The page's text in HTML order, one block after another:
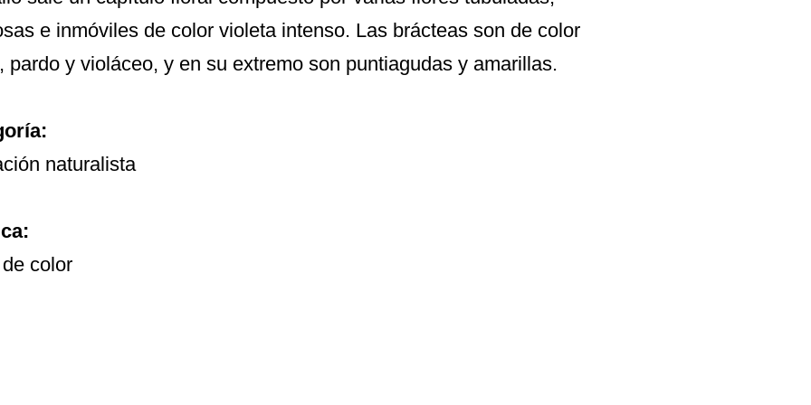
e inmóviles de color violeta intenso. Las brácteas son de color
pardo y violáceo, y en su extremo son puntiagudas y amarillas.
naturalista
color